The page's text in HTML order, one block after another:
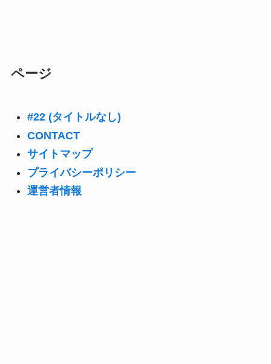
ページ
#22 (タイトルなし)
CONTACT
サイトマップ
プライバシーポリシー
運営者情報